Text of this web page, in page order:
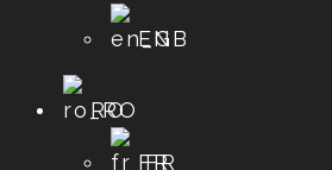
EN
RO
FR